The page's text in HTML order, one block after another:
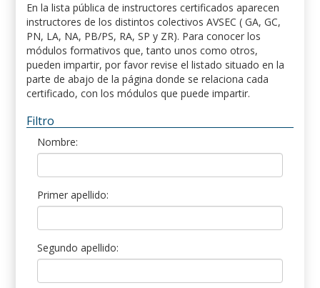
En la lista pública de instructores certificados aparecen
instructores de los distintos colectivos AVSEC ( GA, GC,
PN, LA, NA, PB/PS, RA, SP y ZR). Para conocer los
módulos formativos que, tanto unos como otros,
pueden impartir, por favor revise el listado situado en la
parte de abajo de la página donde se relaciona cada
certificado, con los módulos que puede impartir.
Filtro
Nombre:
Primer apellido:
Segundo apellido: